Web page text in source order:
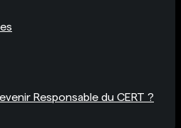
Responsable du CERT ?